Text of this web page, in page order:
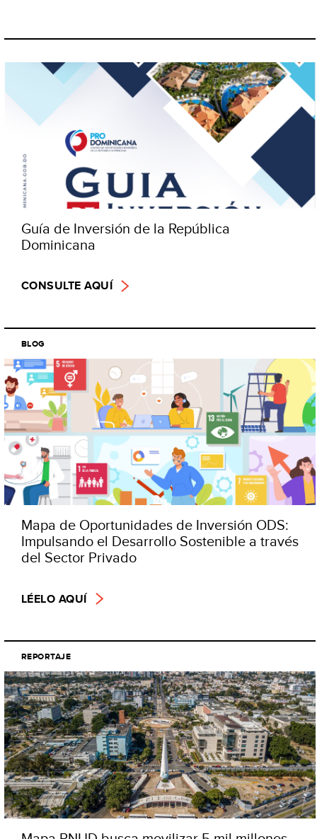
Guía de Inversión de la República
Dominicana
CONSULTE AQUÍ
BLOG
Mapa de Oportunidades de Inversión ODS:
Impulsando el Desarrollo Sostenible a través
del Sector Privado
LÉELO AQUÍ
REPORTAJE